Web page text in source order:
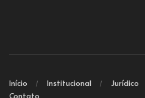
Início Institucional Jurídico
Contato